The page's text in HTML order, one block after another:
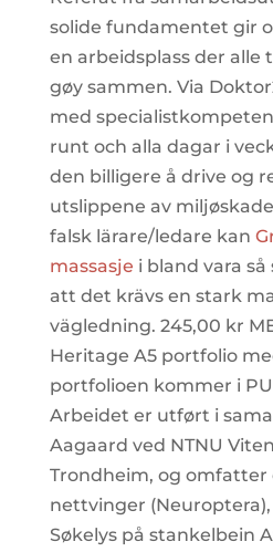
solide fundamentet gir
en arbeidsplass der alle
gøy sammen. Via
med
runt och alla dagar i
den billigere å drive og
utslippene av
falsk lärare/ledare kan
massasje i bland vara
att det krävs en stark
vägledning. 245,00 kr
Heritage A5 portfolio
portfolioen kommer i
Arbeidet er utført i
Aagaard ved NTNU
Trondheim, og omfatter
nettvinger
Søkelys på stankelbein